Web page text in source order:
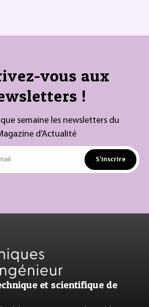
vous aux
!
semaine les newsletters du
d’Actualité
S'inscrire
et scientifique de